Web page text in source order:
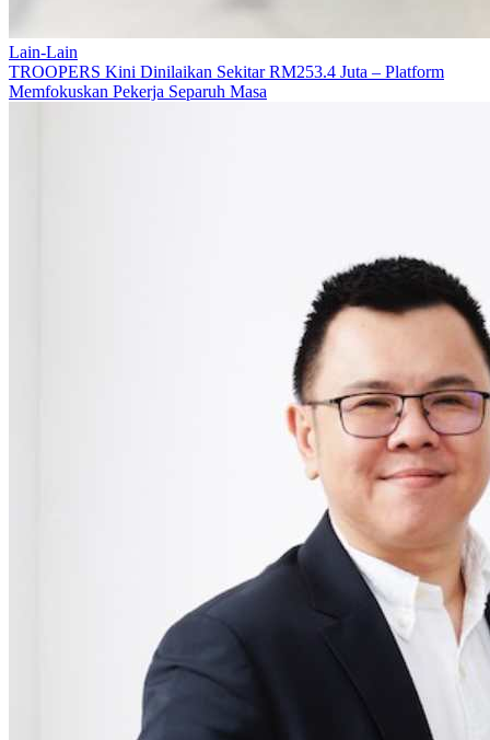
Lain-Lain
TROOPERS Kini Dinilaikan Sekitar RM253.4 Juta – Platform
Memfokuskan Pekerja Separuh Masa